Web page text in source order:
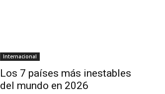
Internacional
Los 7 países más inestables
del mundo en 2026